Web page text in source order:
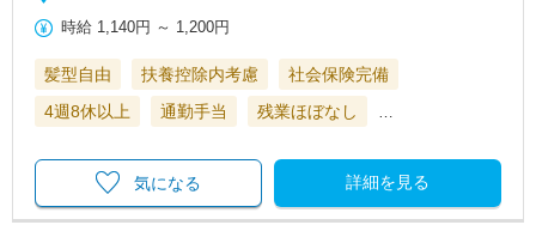
時給 1,140円 ～ 1,200円
髪型自由 扶養控除内考慮
社会保険完備
4週8休以上
通勤手当 残業ほぼなし …
詳細を見る
気になる